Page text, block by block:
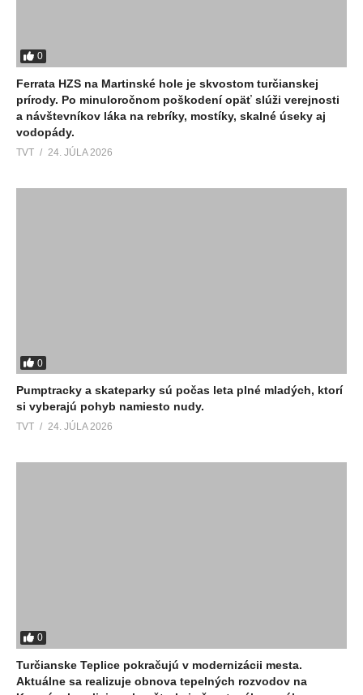
0
Ferrata HZS na Martinské hole je skvostom turčianskej
prírody. Po minuloročnom poškodení opäť slúži verejnosti
a návštevníkov láka na rebríky, mostíky, skalné úseky aj
vodopády.
TVT 24. JÚLA 2026
0
Pumptracky a skateparky sú počas leta plné mladých, ktorí
si vyberajú pohyb namiesto nudy.
TVT 24. JÚLA 2026
0
Turčianske Teplice pokračujú v modernizácii mesta.
Aktuálne sa realizuje obnova tepelných rozvodov na